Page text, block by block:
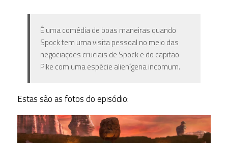
É uma comédia de boas maneiras quando
Spock tem uma visita pessoal no meio das
negociações cruciais de Spock e do capitão
Pike com uma espécie alienígena incomum.
Estas são as fotos do episódio: